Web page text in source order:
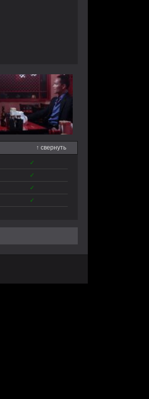
↑ свернуть
✓
✓
✓
✓